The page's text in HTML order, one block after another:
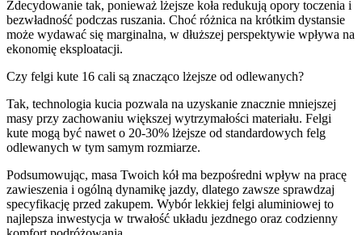
Zdecydowanie tak, ponieważ lżejsze koła redukują opory toczenia i
bezwładność podczas ruszania. Choć różnica na krótkim dystansie
może wydawać się marginalna, w dłuższej perspektywie wpływa na
ekonomię eksploatacji.
Czy felgi kute 16 cali są znacząco lżejsze od odlewanych?
Tak, technologia kucia pozwala na uzyskanie znacznie mniejszej
masy przy zachowaniu większej wytrzymałości materiału. Felgi
kute mogą być nawet o 20-30% lżejsze od standardowych felg
odlewanych w tym samym rozmiarze.
Podsumowując, masa Twoich kół ma bezpośredni wpływ na pracę
zawieszenia i ogólną dynamikę jazdy, dlatego zawsze sprawdzaj
specyfikację przed zakupem. Wybór lekkiej felgi aluminiowej to
najlepsza inwestycja w trwałość układu jezdnego oraz codzienny